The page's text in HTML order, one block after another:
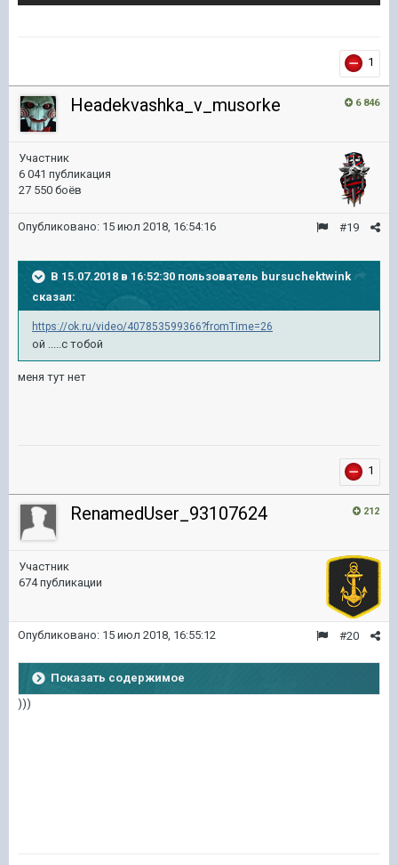
1
6 846
Headekvashka_v_musorke
Участник
6 041 публикация
27 550 боёв
#19
Опубликовано: 15 июл 2018, 16:54:16
В 15.07.2018 в 16:52:30 пользователь bursuchektwink
сказал:
https://ok.ru/video/407853599366?fromTime=26
ой .....с тобой
меня тут нет
1
212
RenamedUser_93107624
Участник
674 публикации
#20
Опубликовано: 15 июл 2018, 16:55:12
Показать содержимое
)))